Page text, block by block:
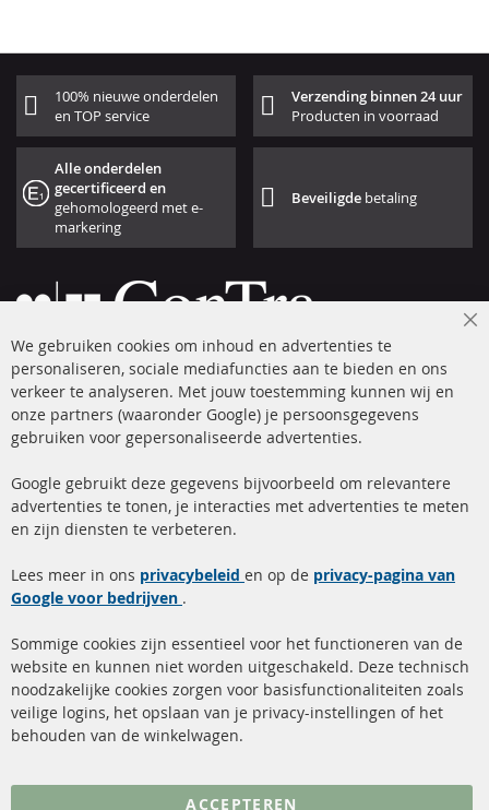
100% nieuwe onderdelen
en TOP service
Verzending binnen 24 uur
Producten in voorraad
Alle onderdelen
gecertificeerd en
gehomologeerd met e-
markering
Beveiligde betaling
+49 (0) 4533 799 00 0
ma-do: 09-17 u, vr Fr 09-16 u
info@contra-automotive.de
facebook
instagram
Snelle links
Roetfilter reiniging
Katalysator (KAT)
sensoren
FAQ
Kundenservice
Verzendingskosten
Contact
Annuleer contract
We gebruiken cookies om inhoud en advertenties te
personaliseren, sociale mediafuncties aan te bieden en ons
verkeer te analyseren. Met jouw toestemming kunnen wij en
onze partners (waaronder Google) je persoonsgegevens
gebruiken voor gepersonaliseerde advertenties.
Google gebruikt deze gegevens bijvoorbeeld om relevantere
advertenties te tonen, je interacties met advertenties te meten
en zijn diensten te verbeteren.
Lees meer in ons privacybeleid en op de privacy-pagina van
Google voor bedrijven .
Sommige cookies zijn essentieel voor het functioneren van de
website en kunnen niet worden uitgeschakeld. Deze technisch
noodzakelijke cookies zorgen voor basisfunctionaliteiten zoals
veilige logins, het opslaan van je privacy-instellingen of het
behouden van de winkelwagen.
ACCEPTEREN